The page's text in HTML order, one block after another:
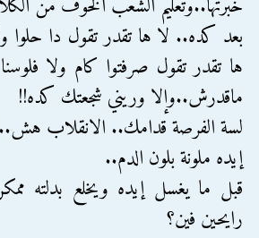
بعد كده.. لا ها تقدر تقول دا
ها تقدر تقول صرفتوا كام ولا
ماقدرش..وإلا وريني شجعتك كده!!
لسة الفرصة قدامك.. الانقلاب
إيده ملونة بلون الدم..
قبل ما يغسل إيده ويخلع بدلته
رايحين فين؟